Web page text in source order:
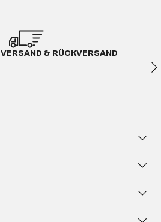
gemacht
die Designbewusstsein und
wirkt modern, klar und
würde stilvolles Interior
wasserfest und
& RÜCKVERSAND